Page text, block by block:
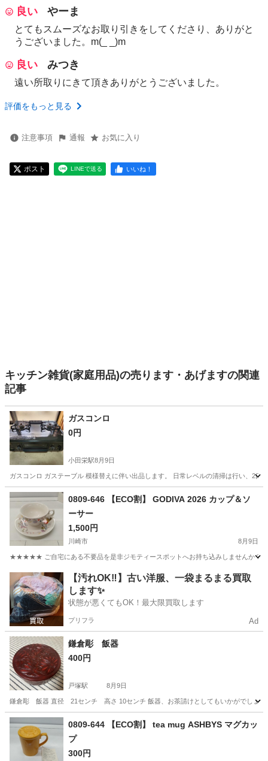
良い やーま
とてもスムーズなお取り引きをしてくださり、ありがと
うございました。m(_ _)m
良い みつき
遠い所取りにきて頂きありがとうございました。
評価をもっと見る
注意事項 通報 お気に入り
ポスト LINEで送る いいね！
キッチン雑貨(家庭用品)の売ります・あげますの関連
記事
ガスコンロ
0円
小田栄駅8月9日
ガスコンロ ガステーブル 模様替えに伴い出品します。 日常レベルの清掃は行い、2
神奈川 川崎市 調理器具
0809-646 【ECO割】 GODIVA 2026 カップ＆ソ
ーサー
1,500円
川崎市 8月9日
★★★★★ ご自宅にある不要品を是非ジモティースポットへお持ち込みしませんか？
神奈川 川崎市 食器 現地
【汚れOK‼️】古い洋服、一袋まるまる買取
します✨
状態が悪くてもOK！最大限買取します
プリフラ Ad
鎌倉彫 飯器
400円
戸塚駅 8月9日
鎌倉彫 飯器 直径 21センチ 高さ 10センチ 飯器、お茶請けとしてもいかがでしょう
神奈川 横浜市 生活雑貨
0809-644 【ECO割】 tea mug ASHBYS マグカッ
プ
300円